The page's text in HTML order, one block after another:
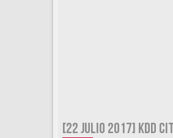
[22 JULIO 2017] KDD